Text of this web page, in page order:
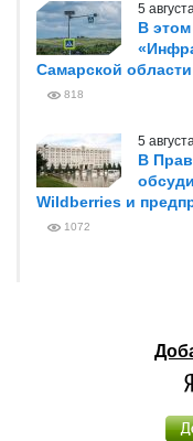
5
В этом
Самарской
818
5
В
Wildberries и
1072